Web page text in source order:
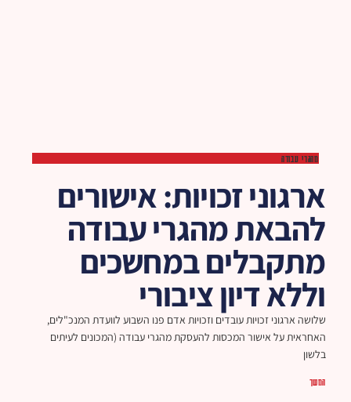
מהגרי עבודה
ארגוני זכויות: אישורים
להבאת מהגרי עבודה
מתקבלים במחשכים
וללא דיון ציבורי
שלושה ארגוני זכויות עובדים וזכויות אדם פנו השבוע לוועדת המנכ"לים,
האחראית על אישור המכסות להעסקת מהגרי עבודה (המכונים לעיתים
בלשון
המשך